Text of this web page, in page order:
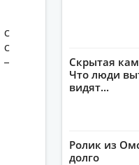
Скрытая
Что люди
видят...
Ролик из
долго